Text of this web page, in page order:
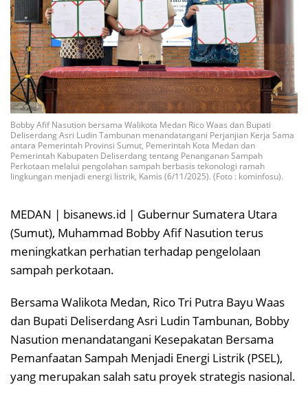
Bobby Afif Nasution bersama Walikota Medan Rico Waas dan Bupati
Deliserdang Asri Ludin Tambunan menandatangani Perjanjian Kerja Sama
antara Pemerintah Provinsi Sumut, Pemerintah Kota Medan dan
Pemerintah Kabupaten Deliserdang tentang Penanganan Sampah
Perkotaan melalui pengolahan sampah berbasis tekonologi ramah
lingkungan menjadi energi listrik, Kamis (6/11/2025). (Foto : kominfosu).
MEDAN | bisanews.id | Gubernur Sumatera Utara
(Sumut), Muhammad Bobby Afif Nasution terus
meningkatkan perhatian terhadap pengelolaan
sampah perkotaan.
Bersama Walikota Medan, Rico Tri Putra Bayu Waas
dan Bupati Deliserdang Asri Ludin Tambunan, Bobby
Nasution menandatangani Kesepakatan Bersama
Pemanfaatan Sampah Menjadi Energi Listrik (PSEL),
yang merupakan salah satu proyek strategis nasional.